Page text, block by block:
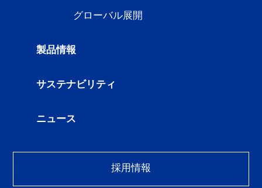
グローバル展開
製品情報
サステナビリティ
ニュース
採用情報